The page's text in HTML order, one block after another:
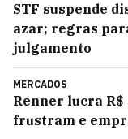
STF suspende
azar; regras
julgamento
MERCADOS
Renner lucra R$
frustram e